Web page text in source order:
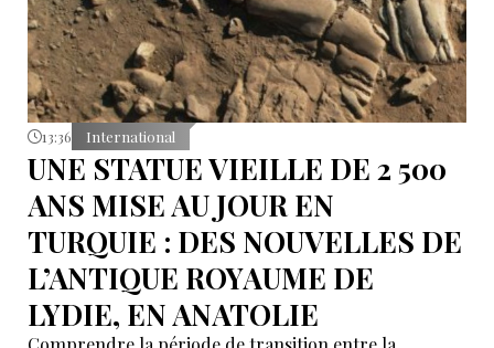
13:36 International
UNE STATUE VIEILLE DE 2 500
ANS MISE AU JOUR EN
TURQUIE : DES NOUVELLES DE
L’ANTIQUE ROYAUME DE
LYDIE, EN ANATOLIE